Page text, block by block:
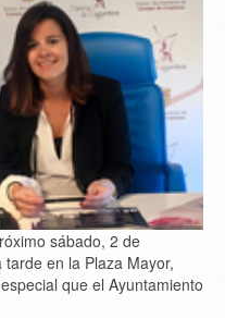
sábado, 2 de
en la Plaza Mayor,
que el Ayuntamiento